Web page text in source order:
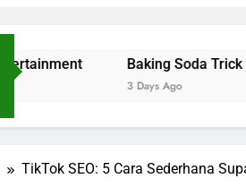
Baking Soda Trick for Weight
TikTok SEO: 5 Cara Sederhana